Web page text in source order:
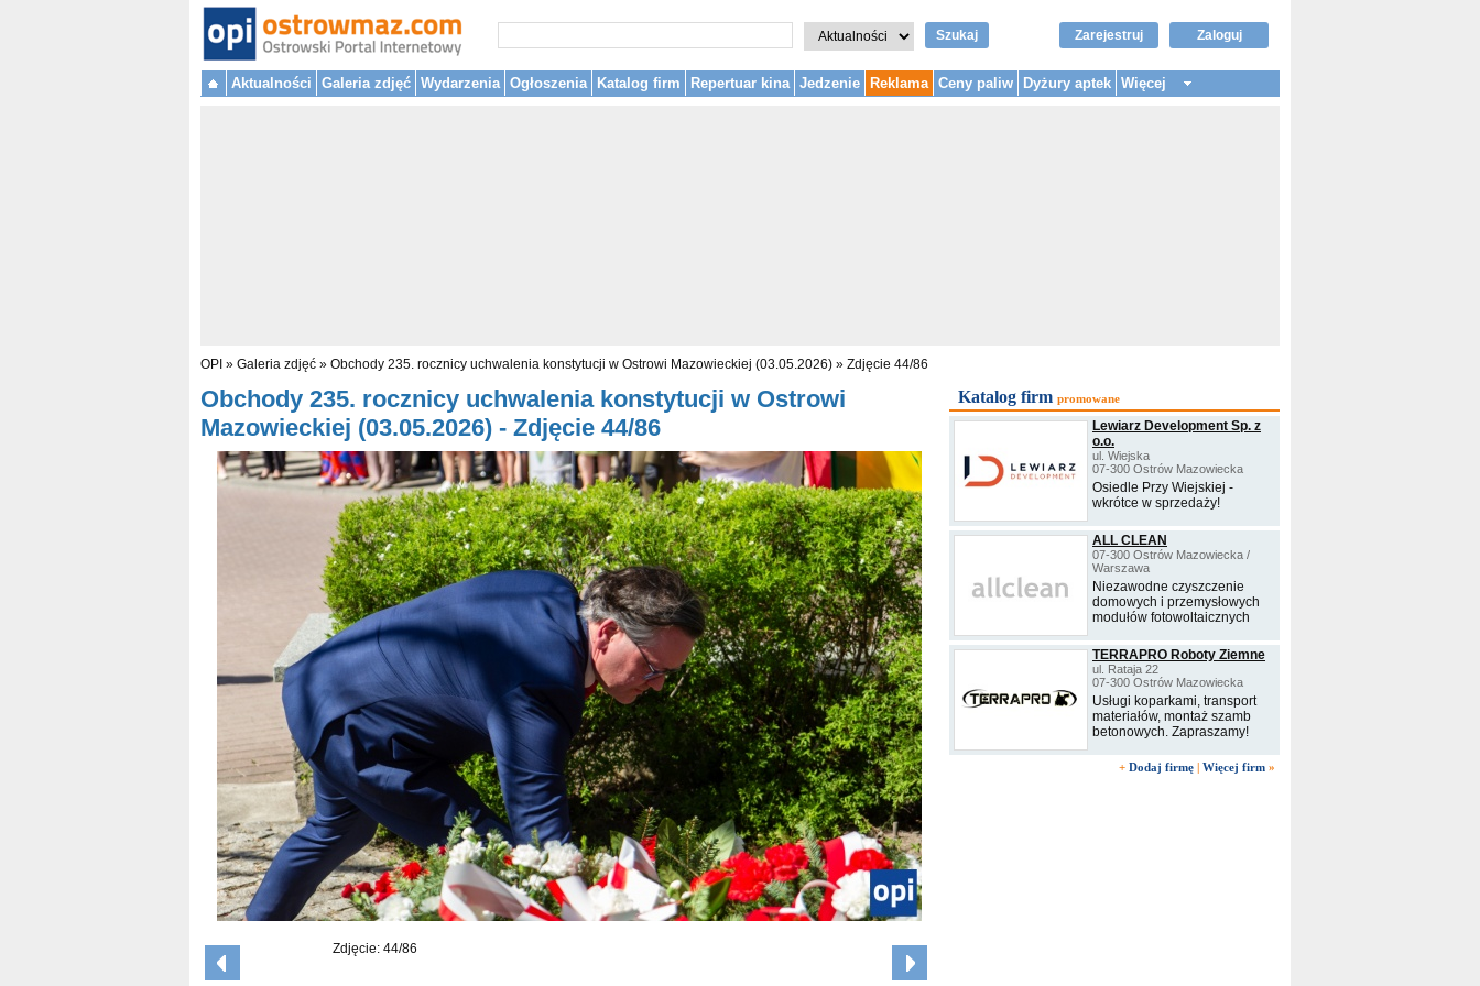
Szukaj Zaloguj
Zarejestruj
Aktualności Galeria zdjęć Wydarzenia Ogłoszenia Katalog firm Repertuar kina Jedzenie Reklama Ceny paliw Dyżury aptek Więcej
OPI » Galeria zdjęć » Obchody 235. rocznicy uchwalenia konstytucji w Ostrowi Mazowieckiej (03.05.2026) » Zdjęcie 44/86
Obchody 235. rocznicy uchwalenia konstytucji w Ostrowi
Mazowieckiej (03.05.2026) - Zdjęcie 44/86
Zdjęcie: 44/86
Katalog firm promowane
Lewiarz Development Sp. z
o.o.
ul. Wiejska
07-300 Ostrów Mazowiecka
Osiedle Przy Wiejskiej -
wkrótce w sprzedaży!
ALL CLEAN
07-300 Ostrów Mazowiecka /
Warszawa
Niezawodne czyszczenie
domowych i przemysłowych
modułów fotowoltaicznych
TERRAPRO Roboty Ziemne
ul. Rataja 22
07-300 Ostrów Mazowiecka
Usługi koparkami, transport
materiałów, montaż szamb
betonowych. Zapraszamy!
+ Dodaj firmę | Więcej firm »